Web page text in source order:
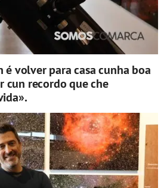
volver para casa cunha boa
cun recordo que che